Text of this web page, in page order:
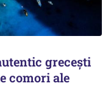
grecești
comori ale